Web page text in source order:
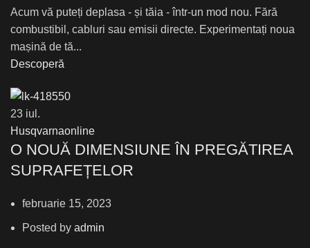
Acum vă puteți deplasa - și tăia - într-un mod nou. Fără
combustibil, cabluri sau emisii directe. Experimentați noua
mașină de tă...
Descoperă
23 iul.
Husqvarnaonline
О NOUĂ DIMENSIUNE ÎN PREGĂTIREA
SUPRAFEȚELOR
februarie 15, 2023
Posted by admin